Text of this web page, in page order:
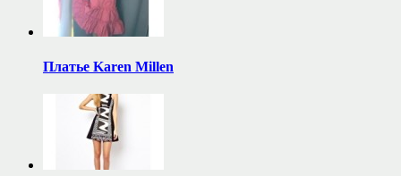
Платье Karen Millen